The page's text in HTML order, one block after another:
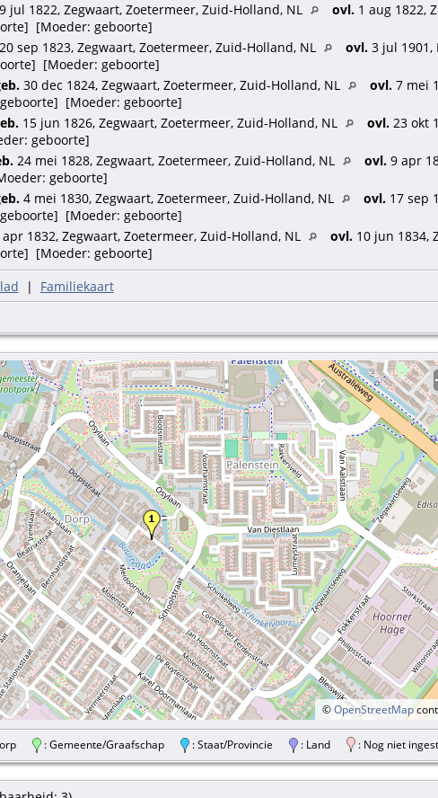
jul 1822, Zegwaart, Zoetermeer, Zuid-Holland, NL ovl.1 aug 1822,
[Moeder: geboorte]
sep 1823, Zegwaart, Zoetermeer, Zuid-Holland, NL ovl.3 jul 1901,
[Moeder: geboorte]
30 dec 1824, Zegwaart, Zoetermeer, Zuid-Holland, NL ovl.7 mei
[Moeder: geboorte]
15 jun 1826, Zegwaart, Zoetermeer, Zuid-Holland, NL ovl.23 okt
geboorte]
24 mei 1828, Zegwaart, Zoetermeer, Zuid-Holland, NL ovl.9 apr
geboorte]
4 mei 1830, Zegwaart, Zoetermeer, Zuid-Holland, NL ovl.17 sep
[Moeder: geboorte]
1832, Zegwaart, Zoetermeer, Zuid-Holland, NL ovl.10 jun 1834,
[Moeder: geboorte]
| Familiekaart
©OpenStreetMap
: Gemeente/Graafschap : Staat/Provincie : Land : Nog niet